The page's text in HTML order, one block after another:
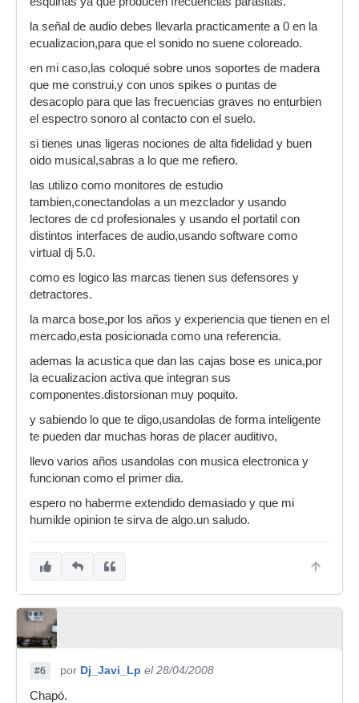
la señal de audio debes llevarla practicamente a 0 en la
ecualizacion,para que el sonido no suene coloreado.
en mi caso,las coloqué sobre unos soportes de madera
que me construi,y con unos spikes o puntas de
desacoplo para que las frecuencias graves no enturbien
el espectro sonoro al contacto con el suelo.
si tienes unas ligeras nociones de alta fidelidad y buen
oido musical,sabras a lo que me refiero.
las utilizo como monitores de estudio
tambien,conectandolas a un mezclador y usando
lectores de cd profesionales y usando el portatil con
distintos interfaces de audio,usando software como
virtual dj 5.0.
como es logico las marcas tienen sus defensores y
detractores.
la marca bose,por los años y experiencia que tienen en el
mercado,esta posicionada como una referencia.
ademas la acustica que dan las cajas bose es unica,por
la ecualizacion activa que integran sus
componentes.distorsionan muy poquito.
y sabiendo lo que te digo,usandolas de forma inteligente
te pueden dar muchas horas de placer auditivo,
llevo varios años usandolas con musica electronica y
funcionan como el primer dia.
espero no haberme extendido demasiado y que mi
humilde opinion te sirva de algo.un saludo.
#6 por Dj_Javi_Lp el 28/04/2008
Chapó.